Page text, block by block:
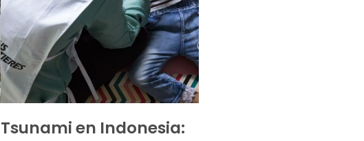
Tsunami en Indonesia: